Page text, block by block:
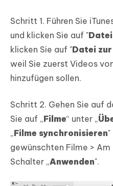
Schritt 1. Führen Sie
und klicken Sie auf "Datei
klicken Sie auf "Datei
weil Sie zuerst Videos
hinzufügen sollen.
Schritt 2. Gehen Sie auf
Sie auf „Filme“ unter „
„Filme synchronisieren"
gewünschten Filme >
Schalter „Anwenden".